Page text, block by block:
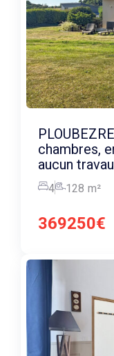
chambres,
aucun
4 128 m²
369250€